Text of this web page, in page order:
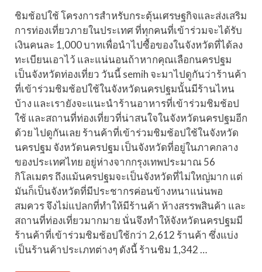
ชิมช้อปใช้ โครงการสำหรับกระตุ้นเศรษฐกิจและส่งเสริม
การท่องเที่ยวภายในประเทศ ที่ทุกคนที่เข้าร่วมจะได้รับ
เงินคนละ 1,000 บาทเพื่อนำไปซื้อของในจังหวัดที่ได้ลง
ทะเบียนเอาไว้ และแน่นอนถ้าหากคุณเลือกนครปฐม
เป็นจังหวัดท่องเที่ยว วันนี้ semih จะมาไปดูกันว่าร้านค้า
ที่เข้าร่วมชิมช้อปใช้ในจังหวัดนครปฐมนั้นมีร้านไหน
บ้าง และเรายังจะแนะนำร้านอาหารที่เข้าร่วมชิมช้อป
ใช้ และสถานที่ท่องเที่ยวที่น่าสนใจในจังหวัดนครปฐมอีก
ด้วย ไปดูกันเลย ร้านค้าที่เข้าร่วมชิมช้อปใช้ในจังหวัด
นครปฐม จังหวัดนครปฐม เป็นจังหวัดที่อยู่ในภาคกลาง
ของประเทศไทย อยู่ห่างจากกรุงเทพประมาณ 56
กิโลเมตร ถึงแม้นครปฐมจะเป็นจังหวัดที่ไม่ใหญ่มาก แต่
มันก็เป็นจังหวัดที่มีประชากรค่อนข้างหนาแน่นพอ
สมควร จึงไม่แปลกที่ทำให้มีร้านค้า ห้างสรรพสินค้า และ
สถานที่ท่องเที่ยวมากมาย นั่นจึงทำให้จังหวัดนครปฐมมี
ร้านค้าที่เข้าร่วมชิมช้อปใช้กว่า 2,612 ร้านค้า ซึ่งแบ่ง
เป็นร้านค้าประเภทต่างๆ ดังนี้ ร้านชิม 1,342 …